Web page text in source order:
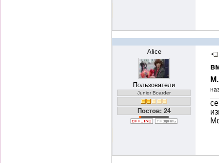
Alice
Пользователи
Junior Boarder
Постов: 24